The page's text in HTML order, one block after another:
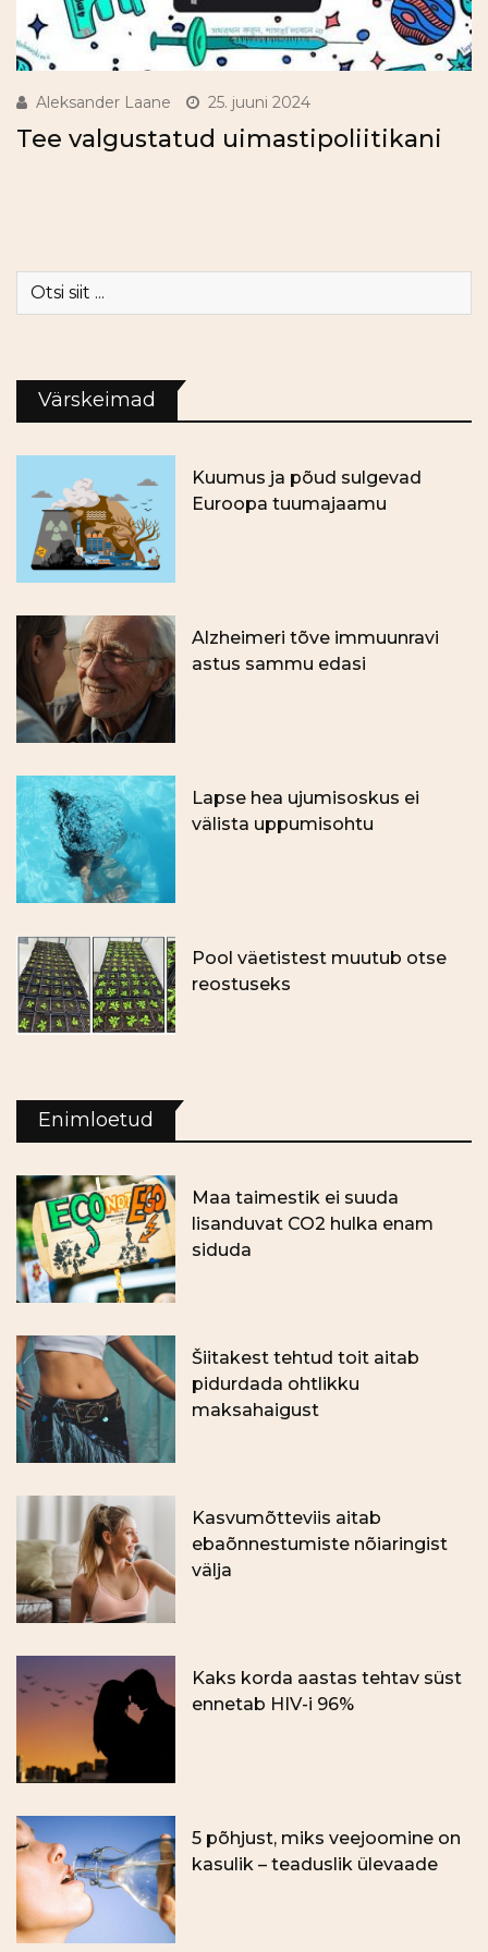
Aleksander Laane 25. juuni 2024
Tee valgustatud uimastipoliitikani
Värskeimad
Kuumus ja põud sulgevad
Euroopa tuumajaamu
Alzheimeri tõve immuunravi
astus sammu edasi
Lapse hea ujumisoskus ei
välista uppumisohtu
Pool väetistest muutub otse
reostuseks
Enimloetud
Maa taimestik ei suuda
lisanduvat CO2 hulka enam
siduda
Šiitakest tehtud toit aitab
pidurdada ohtlikku
maksahaigust
Kasvumõtteviis aitab
ebaõnnestumiste nõiaringist
välja
Kaks korda aastas tehtav süst
ennetab HIV-i 96%
5 põhjust, miks veejoomine on
kasulik – teaduslik ülevaade